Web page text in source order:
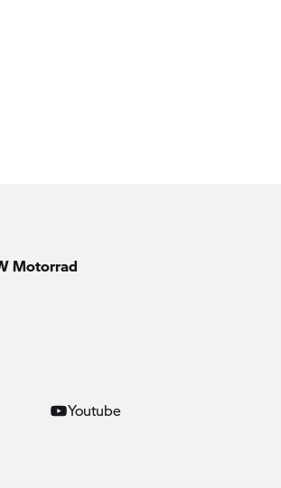
Motorrad
Youtube